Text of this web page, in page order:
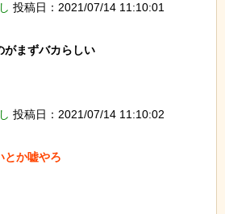
投稿日：2021/07/14 11:10:01
がまずバカらしい
投稿日：2021/07/14 11:10:02
とか嘘やろ